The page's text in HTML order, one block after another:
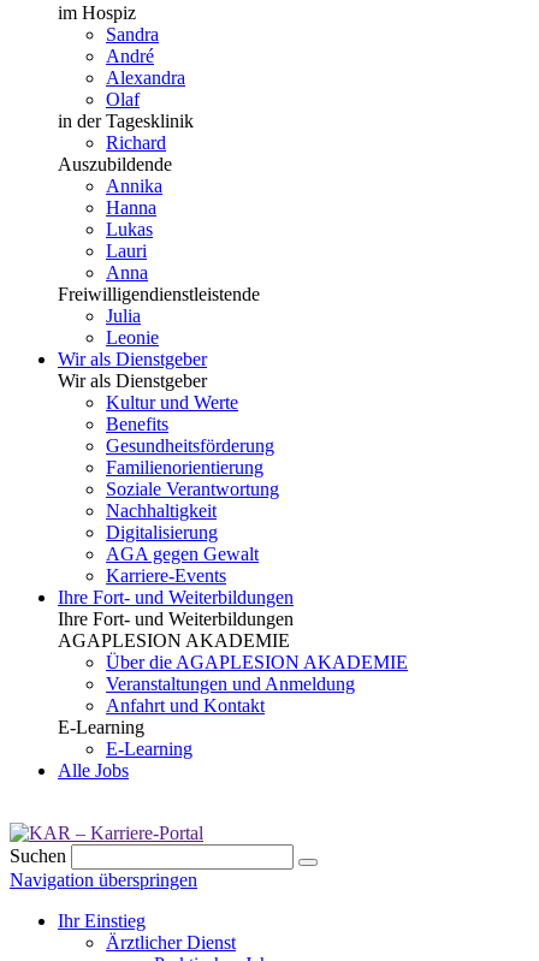
im Hospiz
Sandra
André
Alexandra
Olaf
in der Tagesklinik
Richard
Auszubildende
Annika
Hanna
Lukas
Lauri
Anna
Freiwilligendienstleistende
Julia
Leonie
Wir als Dienstgeber
Wir als Dienstgeber
Kultur und Werte
Benefits
Gesundheits­förderung
Familien­orientierung
Soziale Verantwortung
Nachhaltigkeit
Digitalisierung
AGA gegen Gewalt
Karriere-Events
Ihre Fort- und Weiterbildungen
Ihre Fort- und Weiterbildungen
AGAPLESION AKADEMIE
Über die AGAPLESION AKADEMIE
Veranstaltungen und Anmeldung
Anfahrt und Kontakt
E-Learning
E-Learning
Alle Jobs
Suchen
Navigation überspringen
Ihr Einstieg
Ärztlicher Dienst